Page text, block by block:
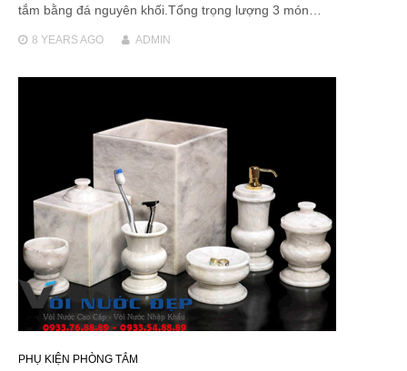
tắm bằng đá nguyên khối.Tổng trọng lượng 3 món…
8 YEARSAGO ADMIN
PHỤ KIỆN PHÒNG TẮM